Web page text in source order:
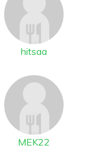
hitsaa
MEK22